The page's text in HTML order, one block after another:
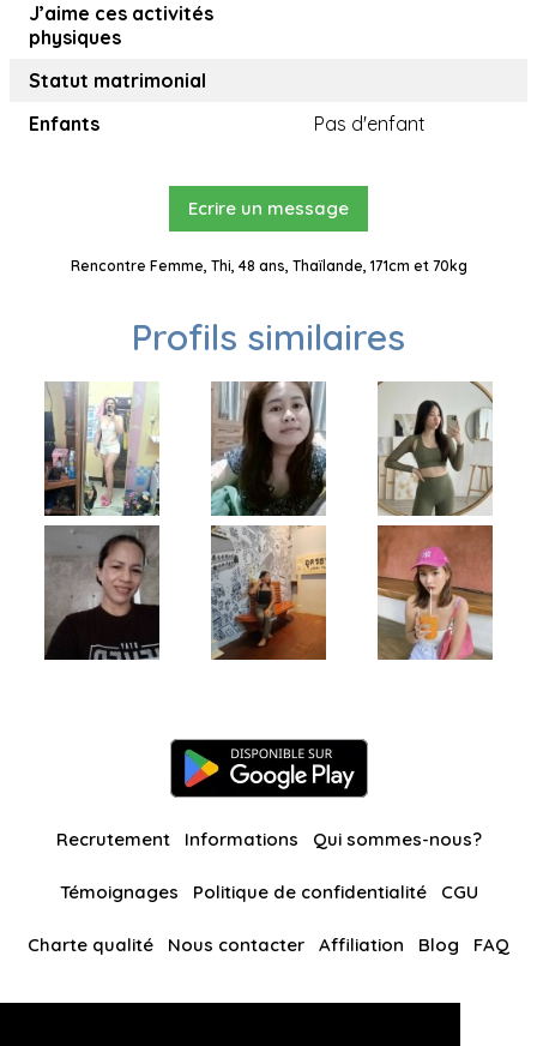
J’aime ces activités
physiques
Statut matrimonial
Enfants
Pas d'enfant
Ecrire un message
Rencontre Femme, Thi, 48 ans, Thaïlande, 171cm et 70kg
Profils similaires
Recrutement Informations Qui sommes-nous?
Témoignages Politique de confidentialité CGU
Charte qualité Nous contacter Affiliation Blog FAQ